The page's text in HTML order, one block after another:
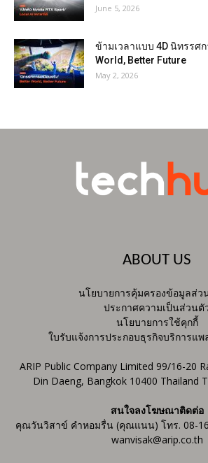
June 5, 2026
ข้ามเวลาแบบ 4D นิทรรศ
World, Better Future
May 2, 2026
ABOUT US
นโยบายการคุ้มครองข้อมูลส่ว
ประกาศความเป็นส่วนตั
นโยบายการใช้คุกกี้
ใบรับแจ้งการประกอบธุรกิจบริการแ
ARIP Public Company Limited 99/16-20
Din Daeng, Bangkok 10400 Thailand
สนใจลงโฆษณาติดต่อ
คุณวันวิสาข์ คำหอมรื่น (คุณแนน) โทร. 08-
wanvisak@arip.co.th